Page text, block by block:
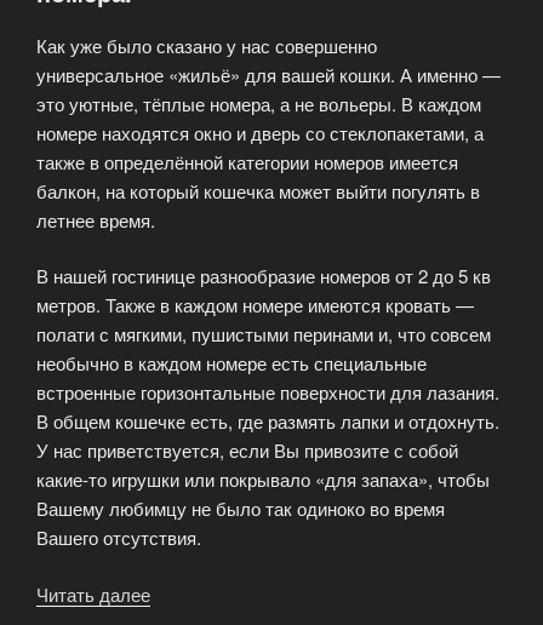
Как уже было сказано у нас совершенно
универсальное «жильё» для вашей кошки. А именно —
это уютные, тёплые номера, а не вольеры. В каждом
номере находятся окно и дверь со стеклопакетами, а
также в определённой категории номеров имеется
балкон, на который кошечка может выйти погулять в
летнее время.
В нашей гостинице разнообразие номеров от 2 до 5 кв
метров. Также в каждом номере имеются кровать —
полати с мягкими, пушистыми перинами и, что совсем
необычно в каждом номере есть специальные
встроенные горизонтальные поверхности для лазания.
В общем кошечке есть, где размять лапки и отдохнуть.
У нас приветствуется, если Вы привозите с собой
какие-то игрушки или покрывало «для запаха», чтобы
Вашему любимцу не было так одиноко во время
Вашего отсутствия.
Читать далее